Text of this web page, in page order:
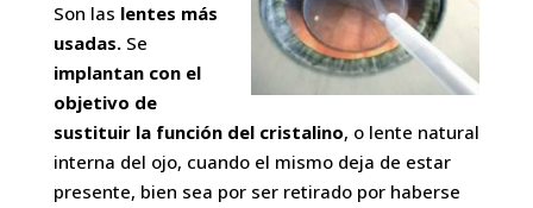
Son las lentes más
usadas.Se
implantan con el
objetivo de
sustituir la función del cristalino, o lente natural
interna del ojo, cuando el mismo deja de estar
presente, bien sea por ser retirado por haberse